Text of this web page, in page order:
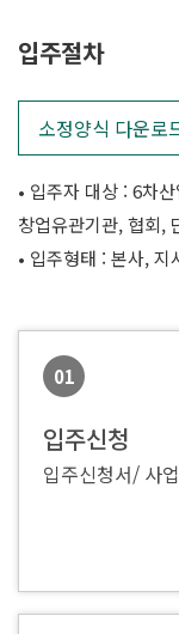
입주절차
소정양식 다운로
• 입주자 대상 : 6차
창업유관기관, 협회,
• 입주형태 : 본사, 지
01
입주신청
입주신청서/ 사